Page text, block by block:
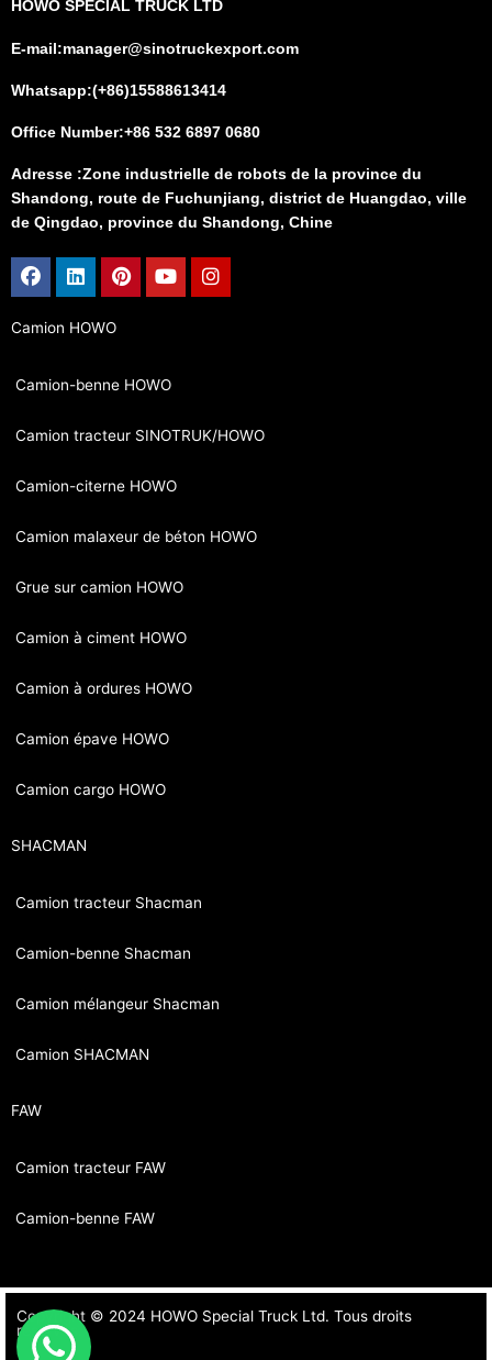
HOWO SPECIAL TRUCK LTD
E-mail:manager@sinotruckexport.com
Whatsapp:(+86)15588613414
Office Number:+86 532 6897 0680
Adresse :Zone industrielle de robots de la province du
Shandong, route de Fuchunjiang, district de Huangdao, ville
de Qingdao, province du Shandong, Chine
Facebook
LinkedinPinterest
YoutubeInstagram
Camion HOWO
Camion-benne HOWO
Camion tracteur SINOTRUK/HOWO
Camion-citerne HOWO
Camion malaxeur de béton HOWO
Grue sur camion HOWO
Camion à ciment HOWO
Camion à ordures HOWO
Camion épave HOWO
Camion cargo HOWO
SHACMAN
Camion tracteur Shacman
Camion-benne Shacman
Camion mélangeur Shacman
Camion SHACMAN
FAW
Camion tracteur FAW
Camion-benne FAW
Copyright © 2024 HOWO Special Truck Ltd. Tous droits
réservés.